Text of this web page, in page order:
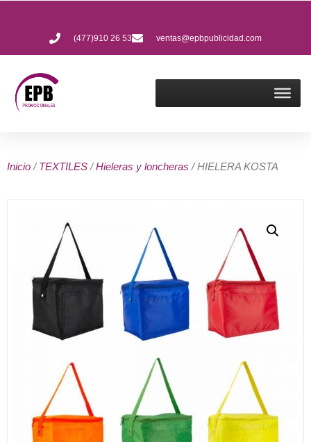
(477)910 26 53 ventas@epbpublicidad.com
Inicio /TEXTILES /Hieleras y loncheras / HIELERA KOSTA